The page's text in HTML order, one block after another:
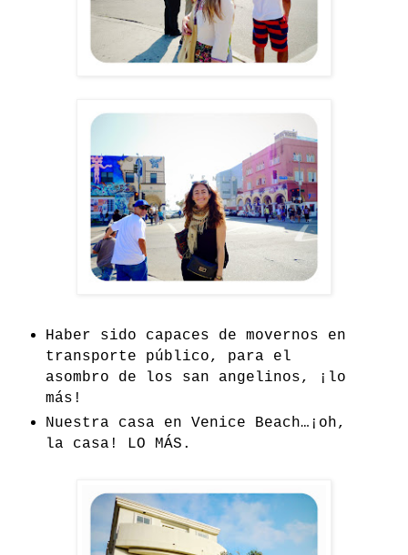
Haber sido capaces de movernos en
transporte público, para el
asombro de los san angelinos, ¡lo
más!
Nuestra casa en Venice Beach…¡oh,
la casa! LO MÁS.